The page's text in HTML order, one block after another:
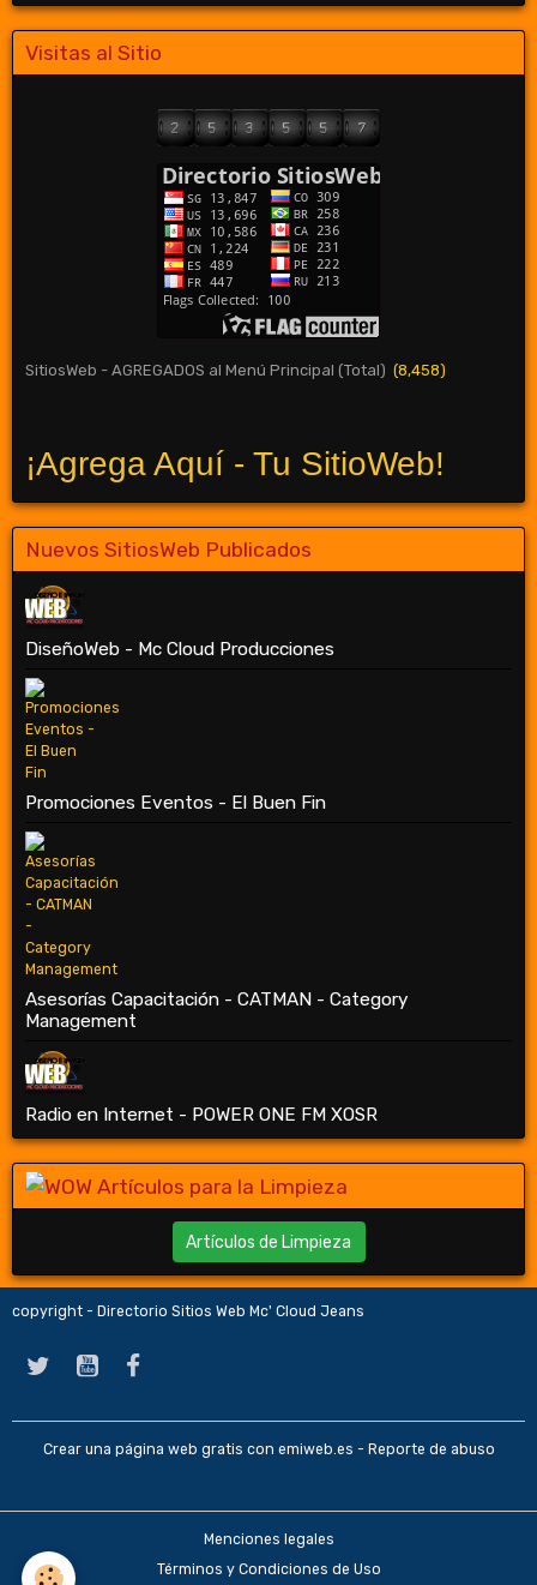
Visitas al Sitio
SitiosWeb - AGREGADOS al Menú Principal (Total) (8,458)
¡Agrega Aquí - Tu SitioWeb!
Nuevos SitiosWeb Publicados
DiseñoWeb - Mc Cloud Producciones
Promociones Eventos - El Buen Fin
Asesorías Capacitación - CATMAN - Category
Management
Radio en Internet - POWER ONE FM XOSR
Artículos de Limpieza
copyright - Directorio Sitios Web Mc' Cloud Jeans
Crear una página web gratis con emiweb.es - Reporte de abuso
Menciones legales
Términos y Condiciones de Uso